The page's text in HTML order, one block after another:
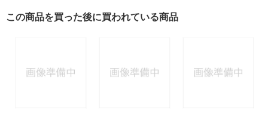
この商品を買った後に買われている商品